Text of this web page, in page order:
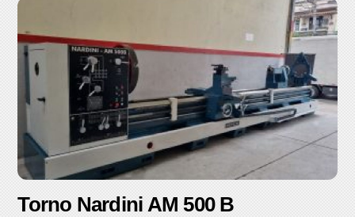
Torno Nardini AM 500 B